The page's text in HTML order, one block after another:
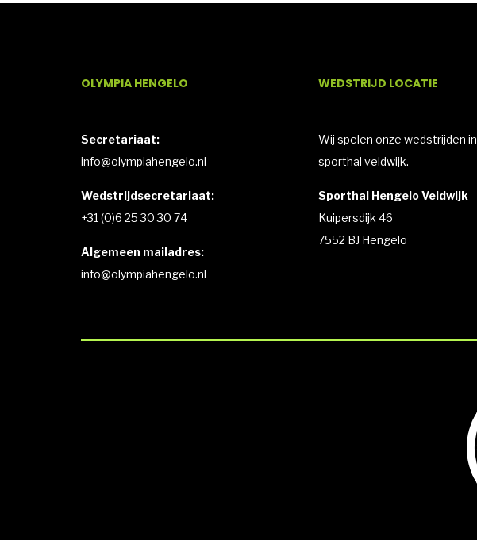
OLYMPIA HENGELO
Secretariaat:
info@olympiahengelo.nl
Wedstrijdsecretariaat:
+31 (0)6 25 30 30 74
Algemeen mailadres:
info@olympiahengelo.nl
WEDSTRIJD LOCATIE
Wij spelen onze wedstrijden in
sporthal veldwijk.
Sporthal Hengelo Veldwijk
Kuipersdijk 46
7552 BJ Hengelo